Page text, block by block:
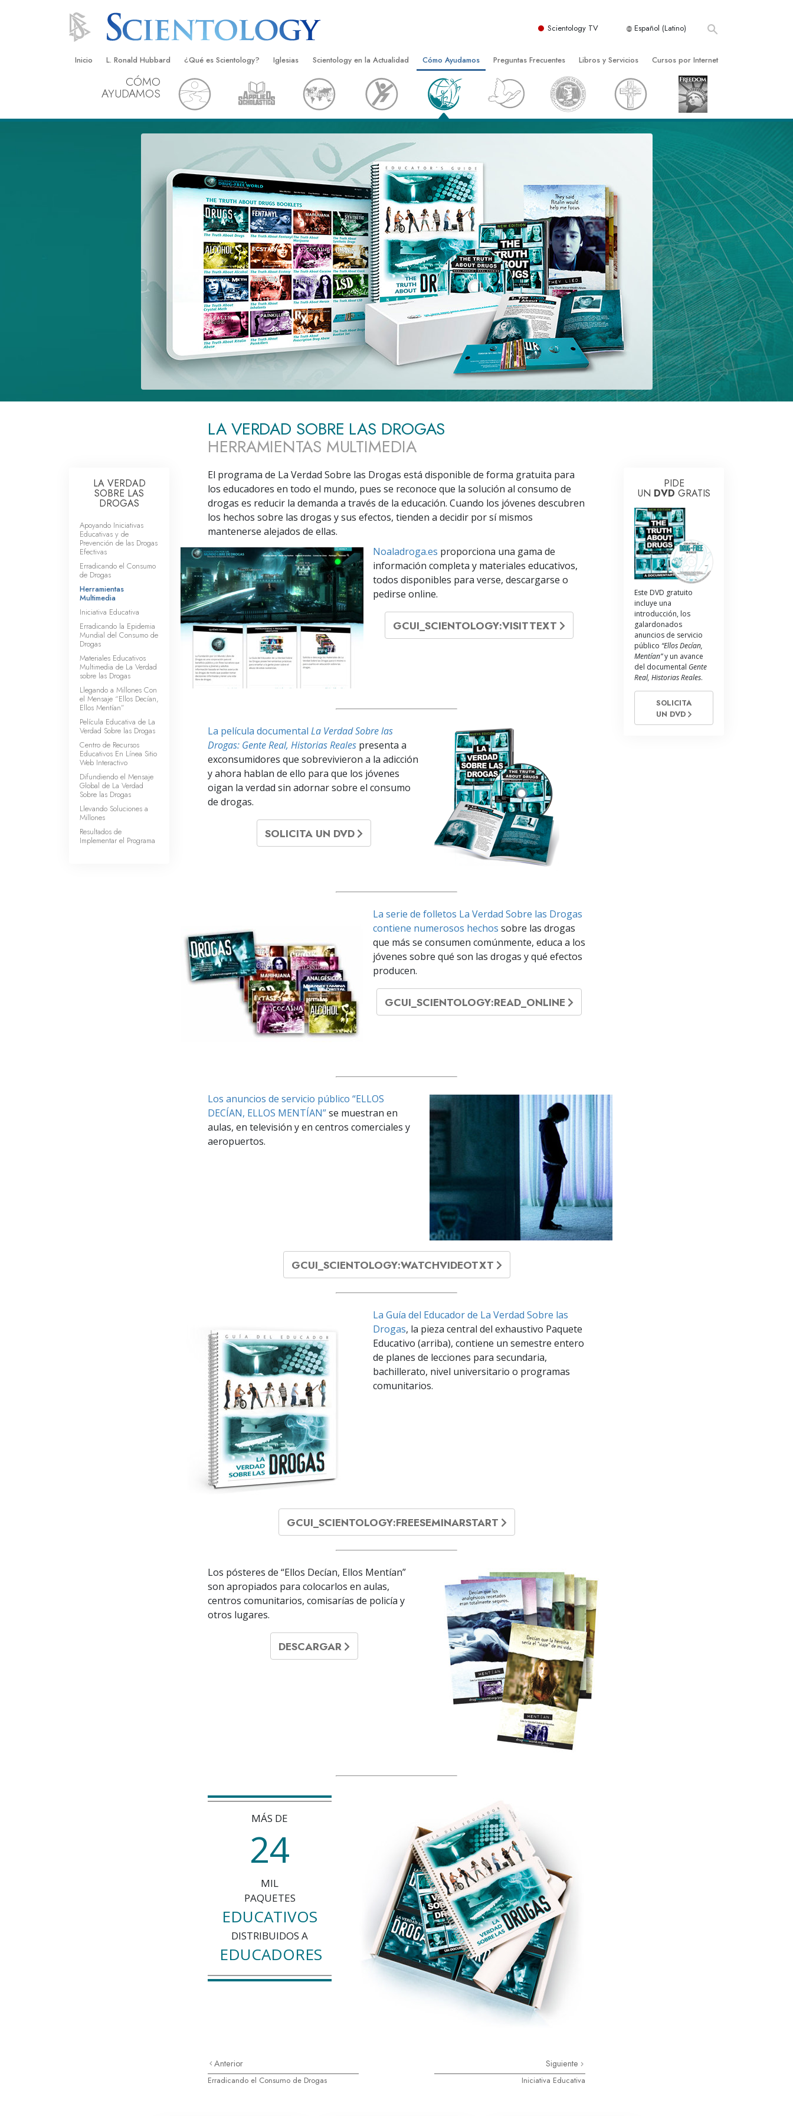
Scientology TV Español (Latino)
Inicio L. Ronald Hubbard ¿Qué es Scientology?
Creencias y Prácticas
Credos y Códigos de Scientology
Qué dicen los Scientologists acerca de
Conoce a un Scientologist
Dentro de una Iglesia
Los Principios Básicos de Scientology
Una Introducción a Dianética
Amor y Odio: ¿Qué es Grandeza?
Iglesias
Encontrar una Iglesia
Iglesias Ideales de Scientology
Organizaciones Avanzadas
Base en Tierra de Flag
Freewinds
Llevando Scientology al Mundo
Scientology en la Actualidad
Gran Inauguraciones
Eventos de Scientology
David Miscavige: Líder Eclesiástico de
Scientology
Cómo Ayudamos
El Camino a la Felicidad
Applied Scholastics
Criminon
Narconon
La Verdad Sobre las Drogas
Unidos por los Derechos Humanos
Comisión de Ciudadanos por los
Derechos Humanos
Ministros Voluntarios de Scientology
Preguntas Frecuentes
Antecedentes y principios básicos
Dentro de una Iglesia
La Organización de Scientology
Libros y Servicios
Libros Iniciales
Conferencias Introductorias
Servicios Iniciales
Cursos por Internet
Cómo Resolver los Conflictos
Las Dinámicas de la Existencia
Los Componentes de la Comprensión
Soluciones para un Entorno Peligroso
Ayudas para Enfermedades y Lesiones
La Integridad y la Honestidad
El Matrimonio
La Escala Tonal Emocional
Respuestas a las Drogas
Los Niños
Herramientas para el Entorno Laboral
La Ética y las
Condiciones
La Causa de la Supresión
Investigaciones
La Tecnología de Estudio
La Comunicación
CÓMO
AYUDAMOS
LA VERDAD SOBRE LAS DROGAS
HERRAMIENTAS MULTIMEDIA
El programa de La Verdad Sobre las Drogas está disponible de forma gratuita para
los educadores en todo el mundo, pues se reconoce que la solución al consumo de
drogas es reducir la demanda a través de la educación. Cuando los jóvenes descubren
los hechos sobre las drogas y sus efectos, tienden a decidir por sí mismos
mantenerse alejados de ellas.
Noaladroga.es proporciona una gama de
información completa y materiales educativos,
todos disponibles para verse, descargarse o
pedirse online.
GCUI_SCIENTOLOGY:VISITTEXT
La película documental La Verdad Sobre las
Drogas: Gente Real, Historias Reales presenta a
exconsumidores que sobrevivieron a la adicción
y ahora hablan de ello para que los jóvenes
oigan la verdad sin adornar sobre el consumo
de drogas.
SOLICITA UN DVD
La serie de folletos La Verdad Sobre las Drogas
contiene numerosos hechos sobre las drogas
que más se consumen comúnmente, educa a los
jóvenes sobre qué son las drogas y qué efectos
producen.
GCUI_SCIENTOLOGY:READ_ONLINE
Los anuncios de servicio público “ELLOS
DECÍAN, ELLOS MENTÍAN”se muestran en
aulas, en televisión y en centros comerciales y
aeropuertos.
GCUI_SCIENTOLOGY:WATCHVIDEOTXT
La Guía del Educador de La Verdad Sobre las
Drogas, la pieza central del exhaustivo Paquete
Educativo (arriba), contiene un semestre entero
de planes de lecciones para secundaria,
bachillerato, nivel universitario o programas
comunitarios.
GCUI_SCIENTOLOGY:FREESEMINARSTART
Los pósteres de “Ellos Decían, Ellos Mentían”
son apropiados para colocarlos en aulas,
centros comunitarios, comisarías de policía y
otros lugares.
DESCARGAR
MÁS DE
24
MIL
PAQUETES
EDUCATIVOS
DISTRIBUIDOS A
EDUCADORES
Anterior
Erradicando el Consumo de Drogas
Siguiente
Iniciativa Educativa
LA VERDAD
SOBRE LAS
DROGAS
Apoyando Iniciativas
Educativas y de
Prevención de las Drogas
Efectivas
Erradicando el Consumo
de Drogas
Herramientas
Multimedia
Iniciativa Educativa
Erradicando la Epidemia
Mundial del Consumo de
Drogas
Materiales Educativos
Multimedia de La Verdad
sobre las Drogas
Llegando a Millones Con
el Mensaje “Ellos Decían,
Ellos Mentían”
Película Educativa de La
Verdad Sobre las Drogas
Centro de Recursos
Educativos En Línea Sitio
Web Interactivo
Difundiendo el Mensaje
Global de La Verdad
Sobre las Drogas
Llevando Soluciones a
Millones
Resultados de
Implementar el Programa
PIDE
UN DVD GRATIS
Este DVD gratuito
incluye una
introducción, los
galardonados
anuncios de servicio
público “Ellos Decían,
Mentían”y un avance
del documental Gente
Real, Historias Reales.
SOLICITA
UN DVD